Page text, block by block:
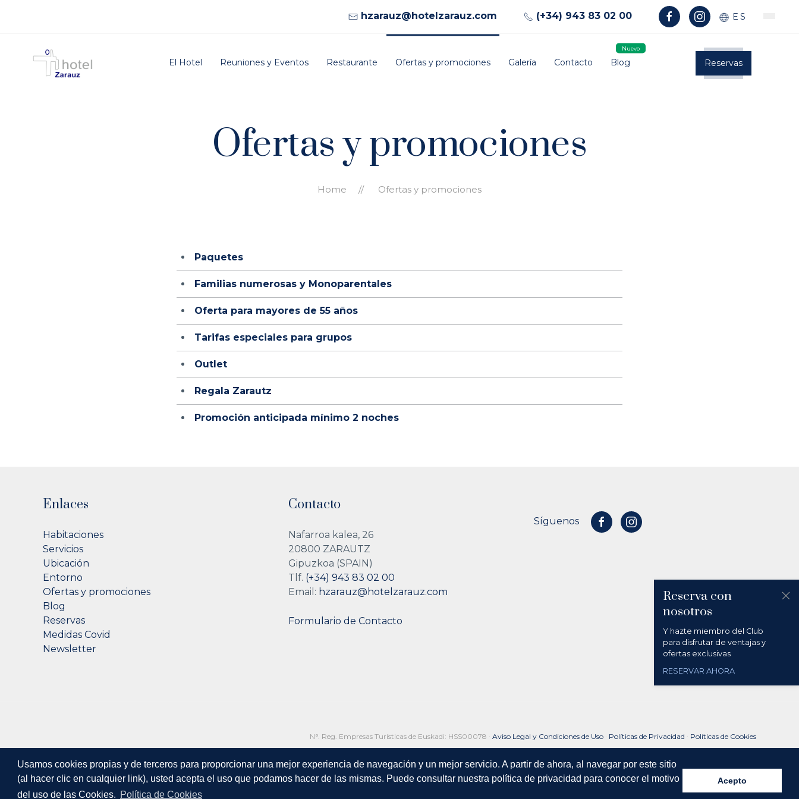
Usamos cookies propias y de terceros para proporcionar una mejor experiencia de navegación y un mejor servicio. A partir de ahora, al navegar por este sitio
(al hacer clic en cualquier link), usted acepta el uso que podamos hacer de las mismas. Puede consultar nuestra política de privacidad para conocer el motivo
del uso de las Cookies. Política de Cookies
Acepto
hzarauz@hotelzarauz.com (+34) 943 83 02 00 ES
El Hotel Reuniones y Eventos Restaurante Ofertas y promociones Galería Contacto Blog Reservas
Ofertas y promociones
Home Ofertas y promociones
Paquetes
Familias numerosas y Monoparentales
Oferta para mayores de 55 años
Tarifas especiales para grupos
Outlet
Regala Zarautz
Promoción anticipada mínimo 2 noches
Enlaces
Habitaciones
Servicios
Ubicación
Entorno
Ofertas y promociones
Blog
Reservas
Medidas Covid
Newsletter
Contacto
Nafarroa kalea, 26
20800 ZARAUTZ
Gipuzkoa (SPAIN)
Tlf. (+34) 943 83 02 00
Email: hzarauz@hotelzarauz.com
Formulario de Contacto
Síguenos
N°. Reg. Empresas Turísticas de Euskadi: HSS00078 · Aviso Legal y Condiciones de Uso · Políticas de Privacidad · Políticas de Cookies
Reserva con
nosotros
Y hazte miembro del Club
para disfrutar de ventajas y
ofertas exclusivas
RESERVAR AHORA